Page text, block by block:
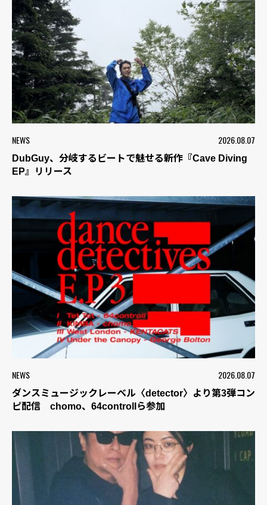
NEWS 2026.08.07
DubGuy、分岐するビートで魅せる新作『Cave Diving
EP』リリース
NEWS 2026.08.07
ダンスミュージックレーベル〈detector〉より第3弾コン
ピ配信 chomo、64controllら参加